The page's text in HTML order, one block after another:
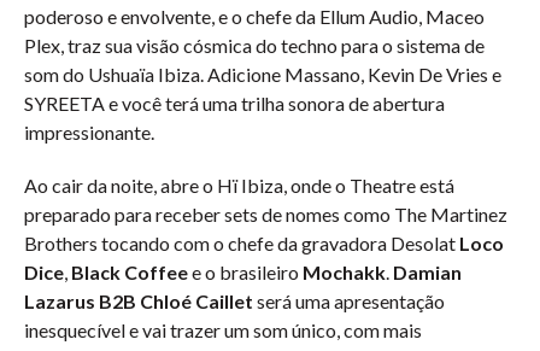
poderoso e envolvente, e o chefe da Ellum Audio, Maceo
Plex, traz sua visão cósmica do techno para o sistema de
som do Ushuaïa Ibiza. Adicione Massano, Kevin De Vries e
SYREETA e você terá uma trilha sonora de abertura
impressionante.
Ao cair da noite, abre o Hï Ibiza, onde o Theatre está
preparado para receber sets de nomes como The Martinez
Brothers tocando com o chefe da gravadora Desolat Loco
Dice, Black Coffeee o brasileiro Mochakk. Damian
Lazarus B2B Chloé Caillet será uma apresentação
inesquecível e vai trazer um som único, com mais